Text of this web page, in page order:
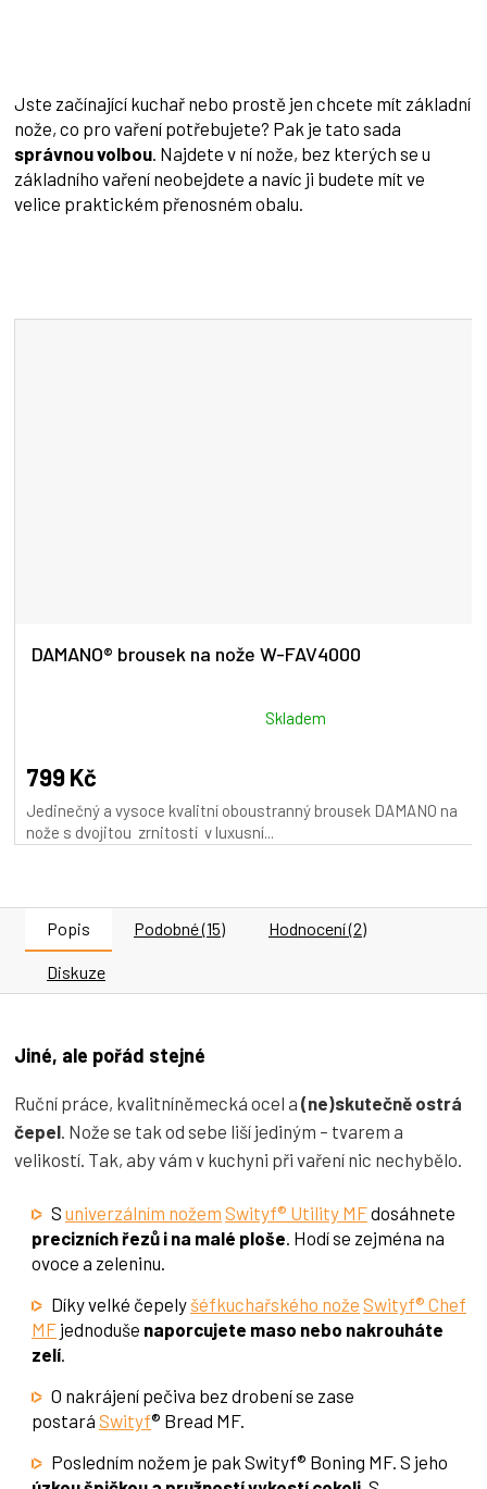
Jste začínající kuchař nebo prostě jen chcete mít základní
nože, co pro vaření potřebujete? Pak je tato sada
správnou volbou . Najdete v ní nože, bez kterých se u
základního vaření neobejdete a navíc ji budete mít ve
velice praktickém přenosném obalu.
DAMANO® brousek na nože W-FAV4000
produktu
je
5,0
z
Skladem
799 Kč
Jedinečný a vysoce kvalitní oboustranný brousek DAMANO na
nože s dvojitou zrnitostí v luxusní...
Popis Podobné (15) Hodnocení (2)
Diskuze
Jiné, ale pořád stejné
Ruční práce, kvalitníněmecká ocel a (ne)skutečně ostrá
čepel . Nože se tak od sebe liší jediným – tvarem a
velikostí. Tak, aby vám v kuchyni při vaření nic nechybělo.
S univerzálním nožem Swityf® Utility MFdosáhnete
precizních řezů i na malé ploše . Hodí se zejména na
ovoce a zeleninu.
Díky velké čepely šéfkuchařského nože Swityf® Chef
MF jednoduše naporcujete maso nebo nakrouháte
zelí
O nakrájení pečiva bez drobení se zase
postará Swityf® Bread MF.
Posledním nožem je pak Swityf® Boning MF. S jeho